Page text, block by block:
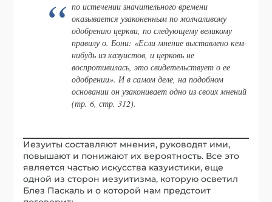
по истечении значительного времени
оказывается узаконенным по молчаливому
одобрению церкви, по следующему великому
правилу о. Бони: «Если мнение выставлено кем-
нибудь из казуистов, и церковь не
воспротивилась, это свидетельствует о ее
одобрении». И в самом деле, на подобном
основании он узаконивает одно из своих мнений
(тр. 6, стр. 312).
Иезуиты составляют мнения, руководят ими,
повышают и понижают их вероятность. Все это
является частью искусства казуистики, еще
одной из сторон иезуитизма, которую осветил
Блез Паскаль и о которой нам предстоит